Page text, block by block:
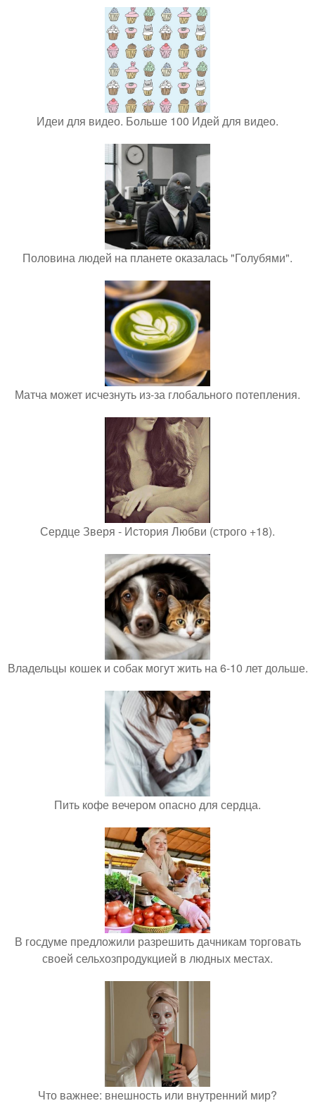
Идеи для видео. Больше 100 Идей для видео.
Половина людей на планете оказалась "Голубями".
Матча может исчезнуть из-за глобального потепления.
Сердце Зверя - История Любви (строго +18).
Владельцы кошек и собак могут жить на 6-10 лет дольше.
Пить кофе вечером опасно для сердца.
В госдуме предложили разрешить дачникам торговать
своей сельхозпродукцией в людных местах.
Что важнее: внешность или внутренний мир?